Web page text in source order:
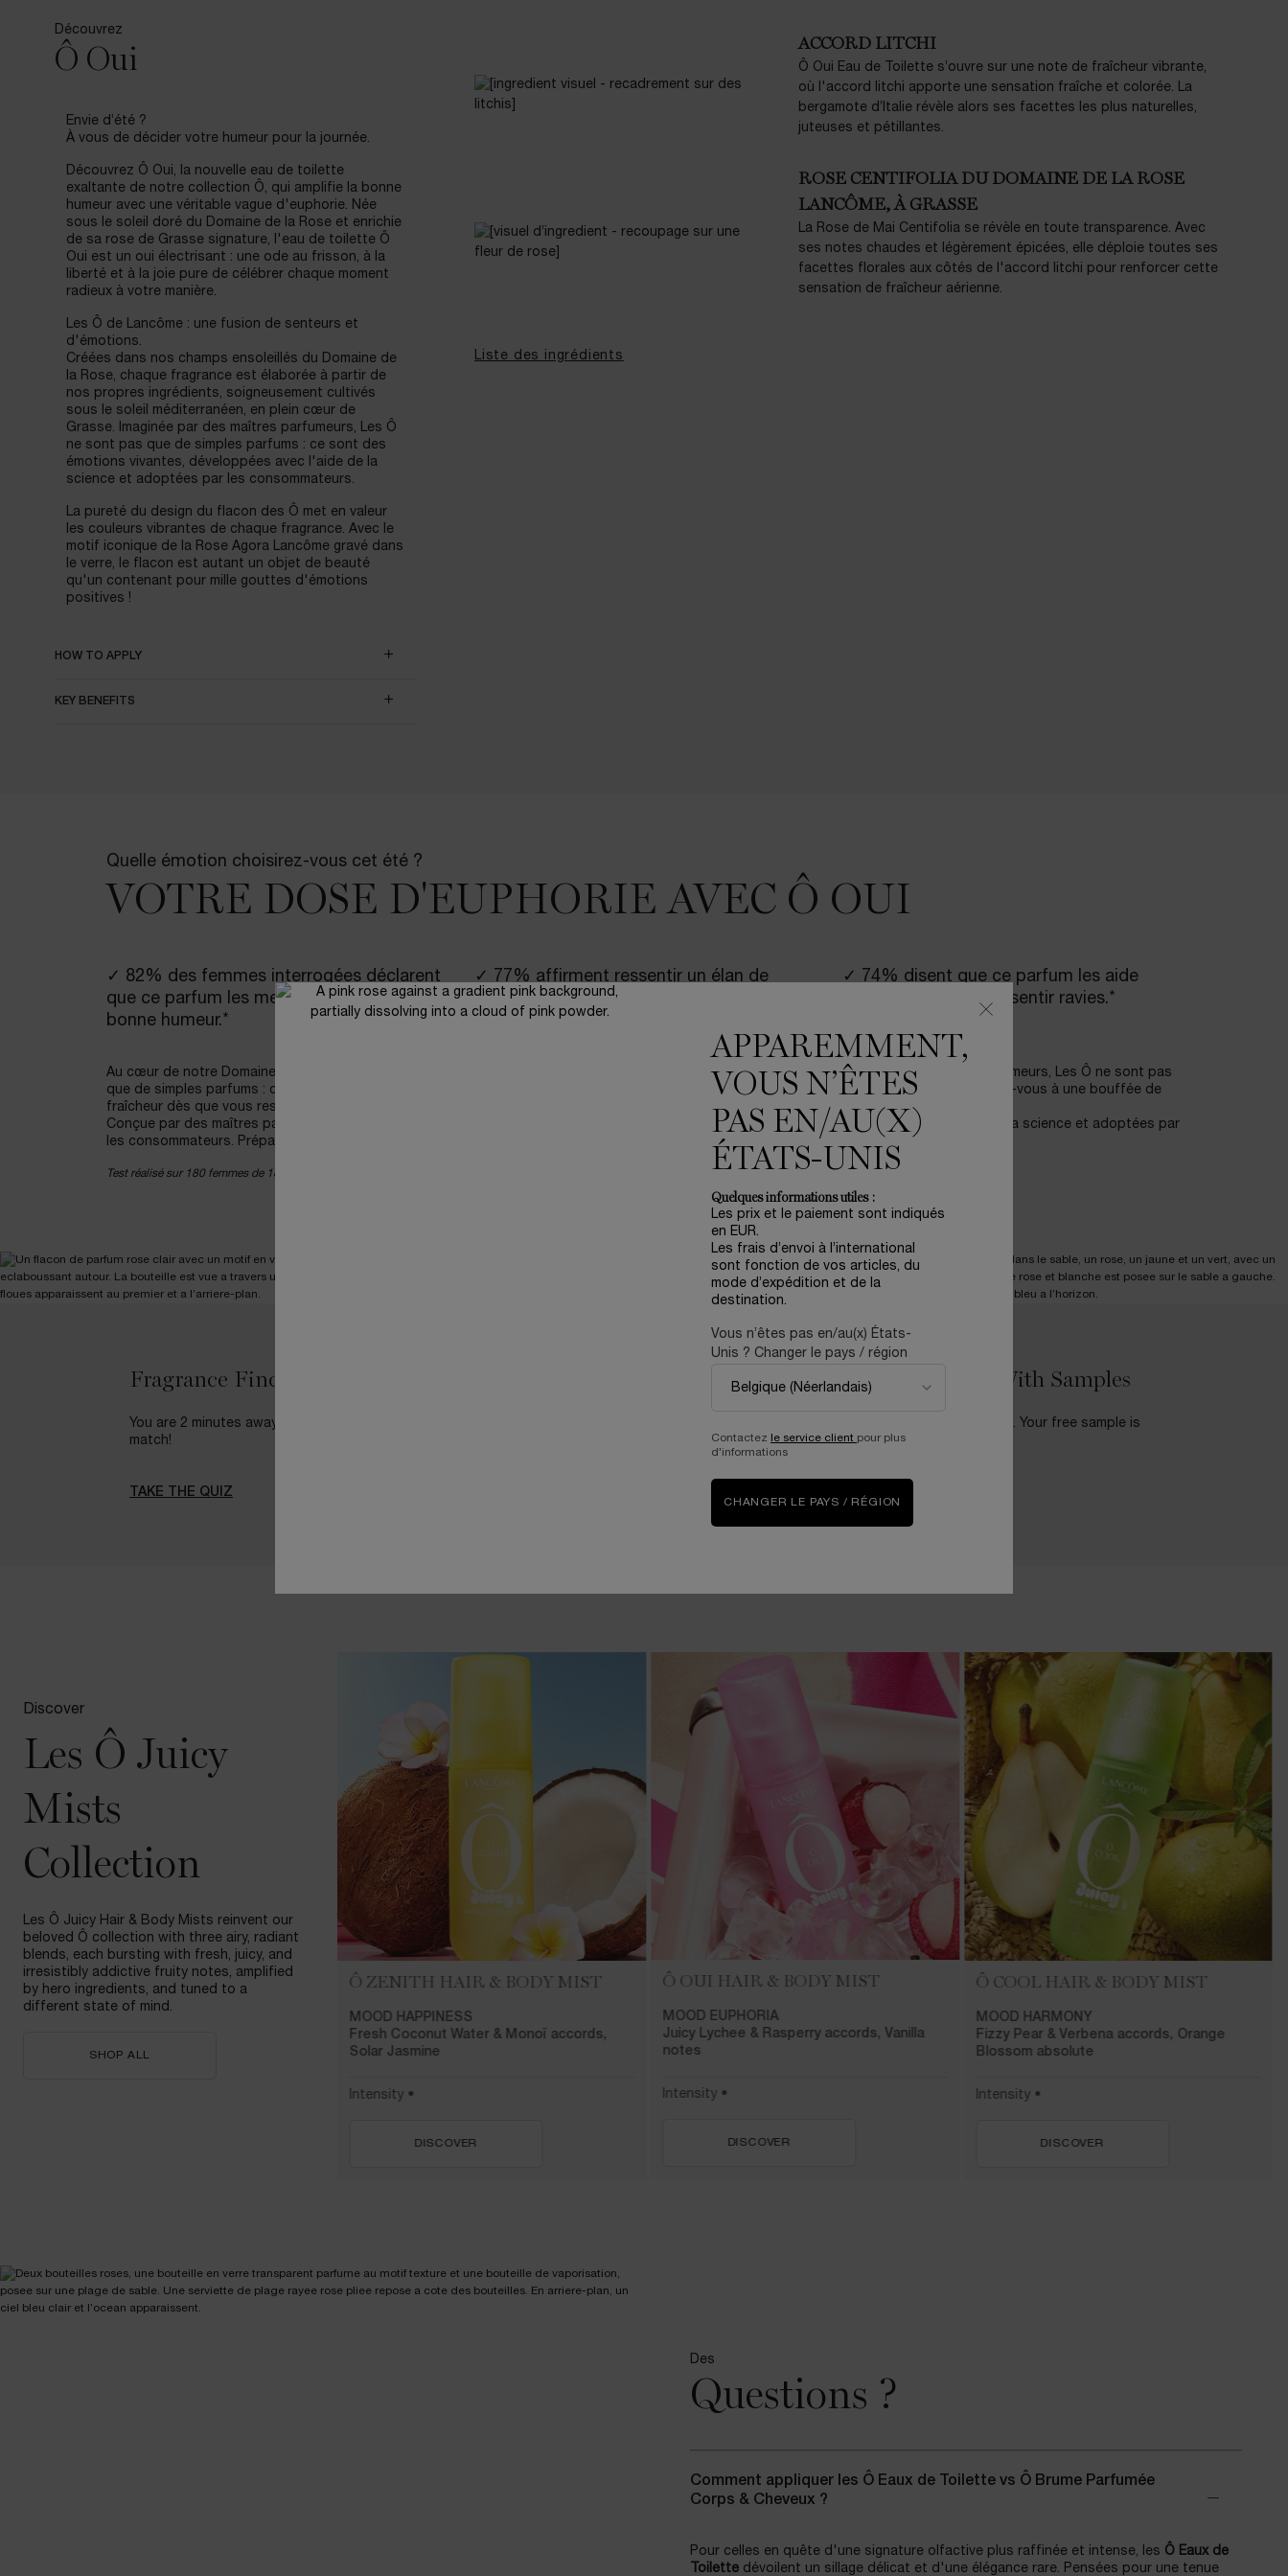
Découvrez
Ô Oui
Envie d’été ?
À vous de décider votre humeur pour la journée.
Découvrez Ô Oui, la nouvelle eau de toilette
exaltante de notre collection Ô, qui amplifie la bonne
humeur avec une véritable vague d'euphorie. Née
sous le soleil doré du Domaine de la Rose et enrichie
de sa rose de Grasse signature, l'eau de toilette Ô
Oui est un oui électrisant : une ode au frisson, à la
liberté et à la joie pure de célébrer chaque moment
radieux à votre manière.
Les Ô de Lancôme : une fusion de senteurs et
d'émotions.
Créées dans nos champs ensoleillés du Domaine de
la Rose, chaque fragrance est élaborée à partir de
nos propres ingrédients, soigneusement cultivés
sous le soleil méditerranéen, en plein cœur de
Grasse. Imaginée par des maîtres parfumeurs, Les Ô
ne sont pas que de simples parfums : ce sont des
émotions vivantes, développées avec l'aide de la
science et adoptées par les consommateurs.
La pureté du design du flacon des Ô met en valeur
les couleurs vibrantes de chaque fragrance. Avec le
motif iconique de la Rose Agora Lancôme gravé dans
le verre, le flacon est autant un objet de beauté
qu'un contenant pour mille gouttes d'émotions
positives !
HOW TO APPLY
KEY BENEFITS
ACCORD LITCHI
Ô Oui Eau de Toilette s’ouvre sur une note de fraîcheur vibrante,
où l'accord litchi apporte une sensation fraîche et colorée. La
bergamote d’Italie révèle alors ses facettes les plus naturelles,
juteuses et pétillantes.
ROSE CENTIFOLIA DU DOMAINE DE LA ROSE
LANCÔME, À GRASSE
La Rose de Mai Centifolia se révèle en toute transparence. Avec
ses notes chaudes et légèrement épicées, elle déploie toutes ses
facettes florales aux côtés de l'accord litchi pour renforcer cette
sensation de fraîcheur aérienne.
Liste des ingrédients
Quelle émotion choisirez-vous cet été ?
VOTRE DOSE D'EUPHORIE AVEC Ô OUI
✓ 82% des femmes interrogées déclarent
que ce parfum les met instantanément de
bonne humeur.*
✓ 77% affirment ressentir un élan de
bonheur à chaque fois qu’elles le portent.*
✓ 74% disent que ce parfum les aide
immédiatement à se sentir ravies.*
Au cœur de notre Domaine de la Rose à Grasse, nous avons mis en flacon pour vous mille gouttes d'émotions. Imaginée par des maîtres parfumeurs, Les Ô ne sont pas
que de simples parfums : ce sont des émotions vivantes, développées avec l'aide de la science et adoptées par les consommateurs.Préparez-vous à une bouffée de
fraîcheur dès que vous ressentez le besoin d’un coup de boost !
Conçue par des maîtres parfumeurs, la collection Les Ô est bien plus que des parfums : ce sont des émotions vivantes, développées grâce à la science et adoptées par
les consommateurs. Préparez-vous à un vaporisateur dès que vous aurez besoin d’un coup de pouce !
Test réalisé sur 180 femmes de 18 à 60 ans, pourcentage d’accord à l’olfaction, score moyen sur 3 pays (France/États-Unis/Chine).
pdp-section-full-two-columns-image_layout
Fragrance Finder
You are 2 minutes away from your perfect
match!
TAKE THE QUIZ
Lancôme’s elegant gift wrapping.
Try It First With Samples
Try it, Love it, Own it. Your free sample is
just a click away!
Discover
Les Ô Juicy
Mists
Collection
Les Ô Juicy Hair & Body Mists reinvent our
beloved Ô collection with three airy, radiant
blends, each bursting with fresh, juicy, and
irresistibly addictive fruity notes, amplified
by hero ingredients, and tuned to a
different state of mind.
SHOP ALL
Ô ZENITH HAIR & BODY MIST
MOOD HAPPINESS
Fresh Coconut Water & Monoï accords,
Solar Jasmine
Intensity •
DISCOVER
Ô OUI HAIR & BODY MIST
MOOD EUPHORIA
Juicy Lychee & Rasperry accords, Vanilla
notes
Intensity •
DISCOVER
Ô COOL HAIR & BODY MIST
MOOD HARMONY
Fizzy Pear & Verbena accords, Orange
Blossom absolute
Intensity •
DISCOVER
pdp-section-full-img-layout-accordion
Des
Questions ?
Comment appliquer les Ô Eaux de Toilette vs Ô Brume Parfumée
Corps & Cheveux ?
Pour celles en quête d'une signature olfactive plus raffinée et intense, les Ô Eaux de
Toilette dévoilent un sillage délicat et d'une élégance rare. Pensées pour une tenue
APPAREMMENT,
VOUS N’ÊTES
PAS EN/AU(X)
ÉTATS-UNIS
Quelques informations utiles :
Les prix et le paiement sont indiqués
en EUR.
Les frais d’envoi à l’international
sont fonction de vos articles, du
mode d’expédition et de la
destination.
Vous n’êtes pas en/au(x) États-
Unis ? Changer le pays / région
Contactez le service client pour plus
d'informations
CHANGER LE PAYS / RÉGION